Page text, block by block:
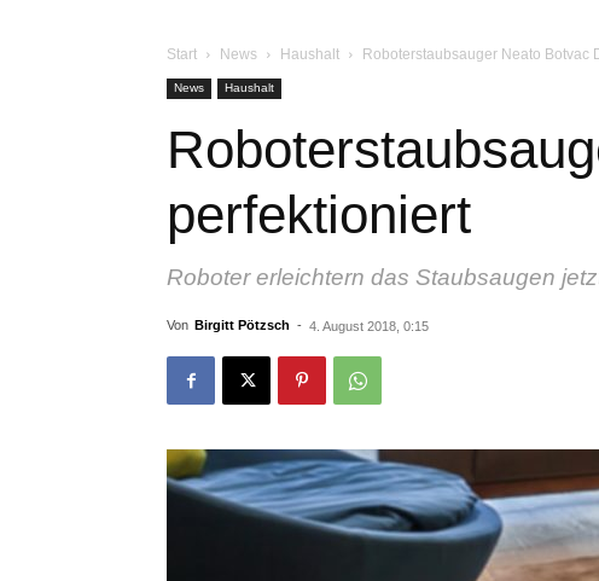
Start News Haushalt Roboterstaubsauger Neato Botvac
News Haushalt
perfektioniert
Roboter erleichtern das Staubsaugen
Von Birgitt Pötzsch - 4. August 2018, 0:15